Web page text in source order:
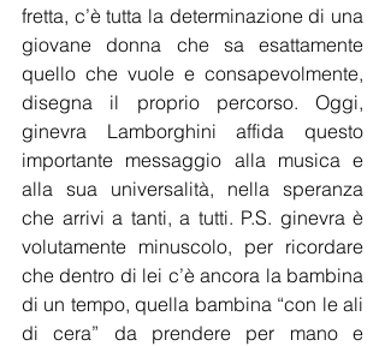
fretta, c’è tutta la determinazione di una
giovane donna che sa esattamente
quello che vuole e consapevolmente,
disegna il proprio percorso. Oggi,
ginevra Lamborghini affida questo
importante messaggio alla musica e
alla sua universalità, nella speranza
che arrivi a tanti, a tutti. P.S. ginevra è
volutamente minuscolo, per ricordare
che dentro di lei c’è ancora la bambina
di un tempo, quella bambina “con le ali
di cera” da prendere per mano e